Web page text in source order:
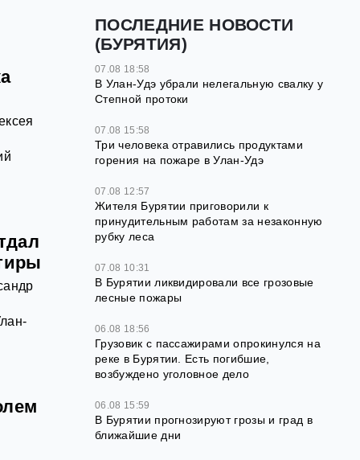
ПОСЛЕДНИЕ НОВОСТИ
(БУРЯТИЯ)
07.08 18:58
В Улан-Удэ убрали нелегальную свалку у
Степной протоки
07.08 15:58
Три человека отравились продуктами
горения на пожаре в Улан-Удэ
07.08 12:57
Жителя Бурятии приговорили к
принудительным работам за незаконную
рубку леса
07.08 10:31
В Бурятии ликвидировали все грозовые
лесные пожары
06.08 18:56
Грузовик с пассажирами опрокинулся на
реке в Бурятии. Есть погибшие,
возбуждено уголовное дело
06.08 15:59
В Бурятии прогнозируют грозы и град в
ближайшие дни